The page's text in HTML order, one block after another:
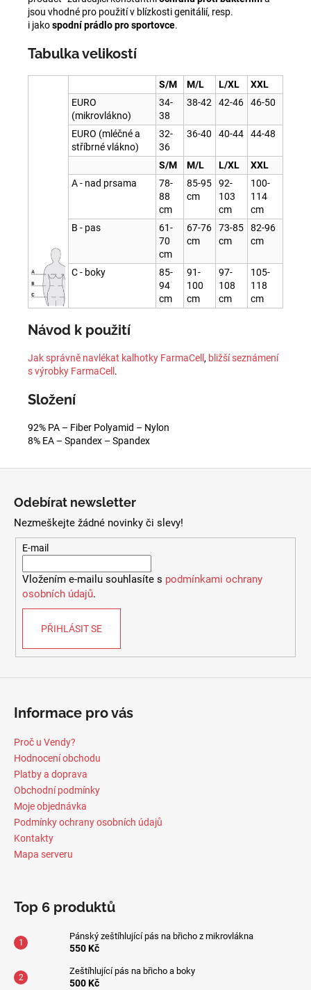
jsou vhodné pro použití v blízkosti genitálií, resp.
i jakospodní prádlopro sportovce.
Tabulka velikostí
S/M M/L L/XL
XXL
EURO
(mikrovlákno)
34-
38
38-42 42-46 46-50
EURO (mléčné a
stříbrné vlákno)
32-
36
36-40 40-44 44-48
S/M M/L L/XL
XXL
A - nad prsama
78-
88
cm
85-95
cm
92-
103
cm
100-
114
cm
B - pas
61-
70
cm
67-76
cm
73-85
cm
82-96
cm
C - boky
85-
94
cm
91-
100
cm
97-
108
cm
105-
118
cm
Návod k použití
Jak správně navlékat kalhotky FarmaCell , bližší seznámení
s výrobky FarmaCell .
Složení
92% PA – Fiber Polyamid – Nylon
8% EA – Spandex – Spandex
Odebírat newsletter
Nezmeškejte žádné novinky či slevy!
E-mail
Vložením e-mailu souhlasíte s podmínkami ochrany
osobních údajů.
PŘIHLÁSIT SE
Informace pro vás
Proč u Vendy?
Hodnocení obchodu
Platby a doprava
Obchodní podmínky
Moje objednávka
Podmínky ochrany osobních údajů
Kontakty
Mapa serveru
Top 6 produktů
Pánský zeštíhlující pás na břicho z mikrovlákna
550 Kč
Zeštíhlující pás na břicho a boky
500 Kč